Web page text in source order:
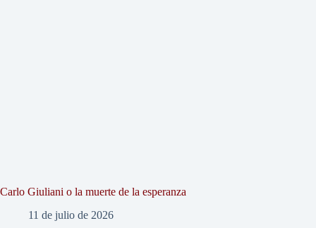
Carlo Giuliani o la muerte de la esperanza
11 de julio de 2026